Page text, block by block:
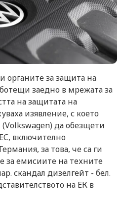
органите за защита на
заедно в мрежата за
на защитата на
изявление, с което
(Volkswagen) да обезщети
включително
за това, че са ги
за емисиите на техните
скандал дизелгейт - бел.
на ЕК в